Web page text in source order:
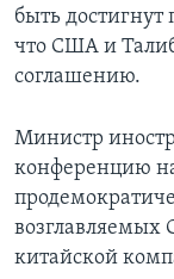
быть достигнут
что США и
соглашению.
Министр
конференцию
возглавляемых
китайской